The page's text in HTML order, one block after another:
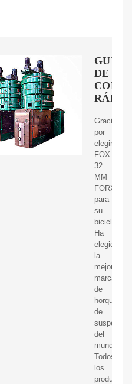
GUÍA
DE
Gracias
por
elegir
FOX
32
MM
FORX
para
su
bicicleta.
Ha
elegido
la
mejor
marca
de
horquillas
de
del
mundo.
Todos
los
productos